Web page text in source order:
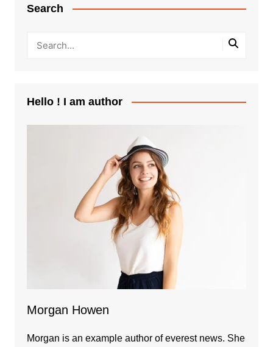
Search
Hello ! I am author
Morgan Howen
Morgan is an example author of everest news. She